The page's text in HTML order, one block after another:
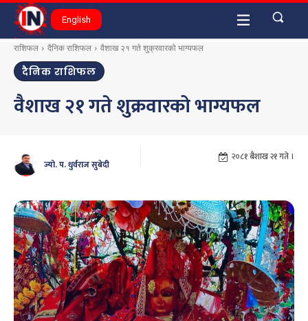
English
राशिफल दैनिक राशिफल वैशाख २१ गते शुक्रवारको भाग्यफल
दैनिक राशिफल
वैशाख २१ गते शुक्रवारको भाग्यफल
ज्यो. प. धुर्वराज सुबेदी
२०८१ बैशाख २१ गते ।